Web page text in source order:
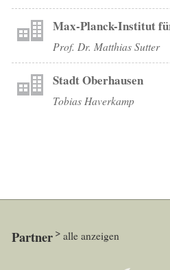
Max-Planck-Institut
Prof. Dr. Matthias Sutter
Stadt Oberhausen
Tobias Haverkamp
Partner alle anzeigen